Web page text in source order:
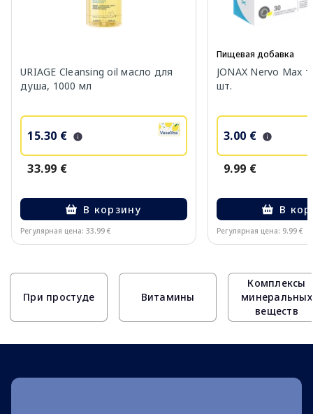
URIAGE Cleansing oil масло для
душа, 1000 мл
15.30 €
33.99 €
В корзину
Регулярная цена: 33.99 €
Пищевая добавка
JONAX Nervo Max
шт.
3.00 €
9.99 €
В
Регулярная цена: 9.99 €
При простуде Витамины
Комплексы
минеральных
веществ